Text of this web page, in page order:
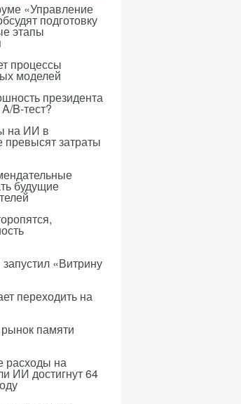
«Управление
подготовку
этапы
процессы
моделей
президента
B-тест?
на ИИ в
превысят затраты
будущие
«Витрину
переходить на
памяти
расходы на
ИИ достигнут 64